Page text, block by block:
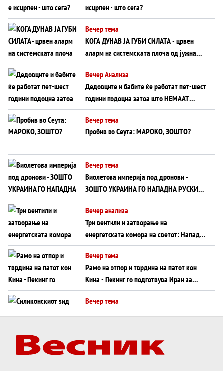
исцрпен - што сега?
Вечер тема
КОГА ДУНАВ ЈА ГУБИ СИЛАТА - црвен
аларм на системската плоча од јужна
Германија до Црното Море...
Вечер Анализа
Дедовците и бабите ќе работат пет-шест
години подоцна затоа што НЕМААТ
ВНУЦИ ДА ГИ ЗАМЕНАТ
Вечер тема
Пробив во Сеута: МАРОКО, ЗОШТО?
Вечер тема
Виолетова империја под дронови -
ЗОШТО УКРАИНА ГО НАПАДНА РУСКИОТ
WILDBERRIES
Вечер анализа
Три вентили и затворање на
енергетската комора на светот: Нападот
во Суец најавува глобален енергетски
инфаркт?
Вечер тема
Рамо на отпор и тврдина на патот кон
Кина - Пекинг го подготвува Иран за
американска копнена инвазија
Вечер тема
Вечер тема
Трамп тврди дека повторно „разговара“